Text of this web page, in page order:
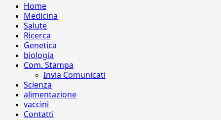
Home
Medicina
Salute
Ricerca
Genetica
biologia
Com. Stampa
Invia Comunicati
Scienza
alimentazione
vaccini
Contatti